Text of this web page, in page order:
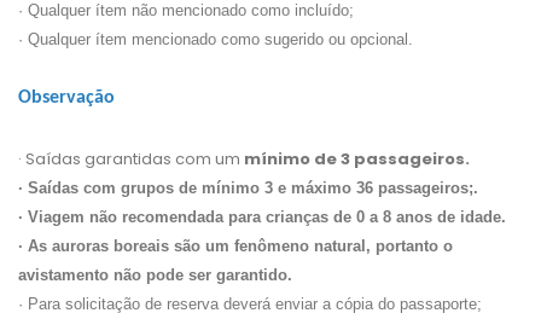
· Qualquer ítem não mencionado como incluído;
· Qualquer ítem mencionado como sugerido ou opcional.
Observação
· Saídas garantidas com um mínimo de 3 passageiros.
· Saídas com grupos de mínimo 3 e máximo 36 passageiros;.
· Viagem não recomendada para crianças de 0 a 8 anos de idade.
· As auroras boreais são um fenômeno natural, portanto o
avistamento não pode ser garantido.
· Para solicitação de reserva deverá enviar a cópia do passaporte;